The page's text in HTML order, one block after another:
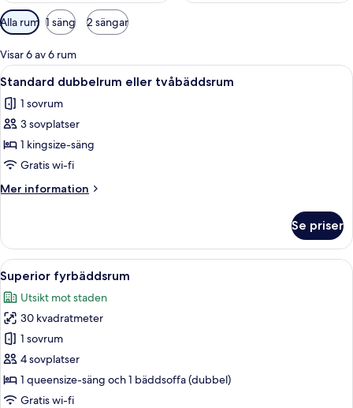
Tillgängliga
filter
för
rum
Alla rum 1 säng 2 sängar
Visar 6 av 6 rum
Öppna
alla
foton
för
Standard
dubbelrum
eller
tvåbäddsrum
Ett hotellrum med en säng, en tv, ett
15
Standard dubbelrum eller tvåbäddsrum
1 sovrum
3 sovplatser
1 kingsize-säng
Gratis wi-fi
Mer information
Mer
dubbelrum
eller
tvåbäddsrum
Se priser
Öppna
alla
foton
för
Superior
fyrbäddsrum
Ett hotellrum med en säng, ett
14
Superior fyrbäddsrum
Utsikt mot staden
30 kvadratmeter
1 sovrum
4 sovplatser
1 queensize-säng och 1 bäddsoffa (dubbel)
Gratis wi-fi